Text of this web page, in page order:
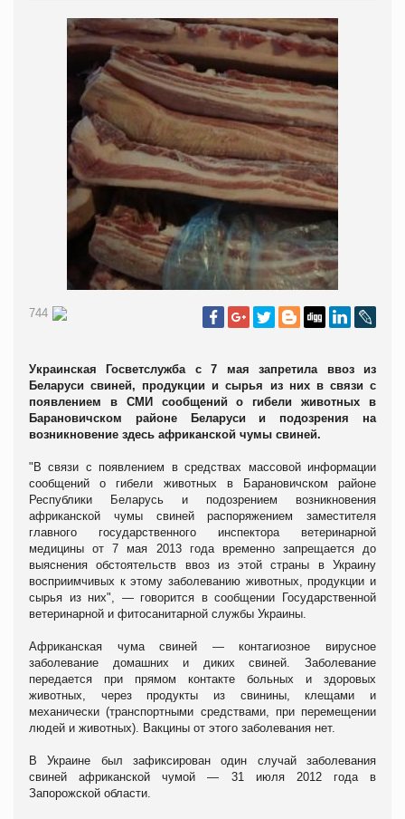
744
Украинская Госветслужба с 7 мая запретила ввоз из
Беларуси свиней, продукции и сырья из них в связи с
появлением в СМИ сообщений о гибели животных в
Барановичском районе Беларуси и подозрения на
возникновение здесь африканской чумы свиней.
"В связи с появлением в средствах массовой информации
сообщений о гибели животных в Барановичском районе
Республики Беларусь и подозрением возникновения
африканской чумы свиней распоряжением заместителя
главного государственного инспектора ветеринарной
медицины от 7 мая 2013 года временно запрещается до
выяснения обстоятельств ввоз из этой страны в Украину
восприимчивых к этому заболеванию животных, продукции и
сырья из них", — говорится в сообщении Государственной
ветеринарной и фитосанитарной службы Украины.
Африканская чума свиней — контагиозное вирусное
заболевание домашних и диких свиней. Заболевание
передается при прямом контакте больных и здоровых
животных, через продукты из свинины, клещами и
механически (транспортными средствами, при перемещении
людей и животных). Вакцины от этого заболевания нет.
В Украине был зафиксирован один случай заболевания
свиней африканской чумой — 31 июля 2012 года в
Запорожской области.